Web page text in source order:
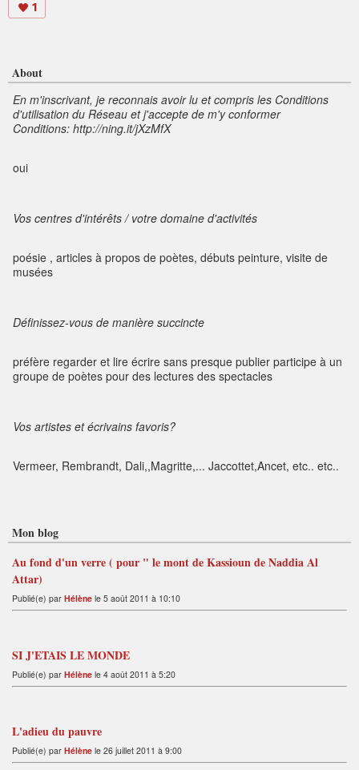
1
About
En m'inscrivant, je reconnais avoir lu et compris les Conditions
d'utilisation du Réseau et j'accepte de m'y conformer
Conditions: http://ning.it/jXzMfX
oui
Vos centres d'intérêts / votre domaine d'activités
poésie , articles à propos de poètes, débuts peinture, visite de
musées
Définissez-vous de manière succincte
préfère regarder et lire écrire sans presque publier participe à un
groupe de poètes pour des lectures des spectacles
Vos artistes et écrivains favoris?
Vermeer, Rembrandt, Dali,,Magritte,... Jaccottet,Ancet, etc.. etc..
Mon blog
Au fond d'un verre ( pour " le mont de Kassioun de Naddia Al
Attar)
Publié(e) par Hélène le 5 août 2011 à 10:10
SI J'ETAIS LE MONDE
Publié(e) par Hélène le 4 août 2011 à 5:20
L'adieu du pauvre
Publié(e) par Hélène le 26 juillet 2011 à 9:00